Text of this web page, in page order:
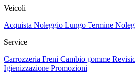
Veicoli
Acquista Noleggio Lungo Termine
Service
Carrozzeria Freni Cambio gomme
Igienizzazione Promozioni